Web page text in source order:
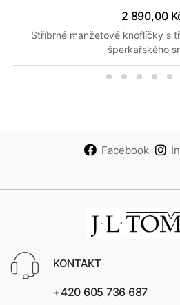
2 890,00
Stříbrné manžetové knoflíčky s
šperkařského
Facebook
KONTAKT
+420 605 736 687